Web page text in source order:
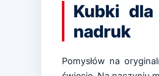
Kubki
nadruk
Pomysłów na